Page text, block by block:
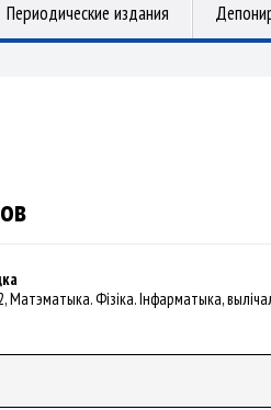
Периодические издания
Фізіка. Інфарматыка,